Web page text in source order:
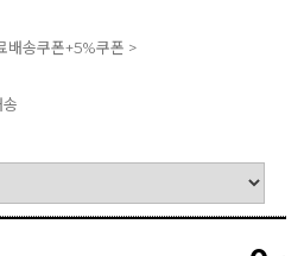
송쿠폰+5%쿠폰 >